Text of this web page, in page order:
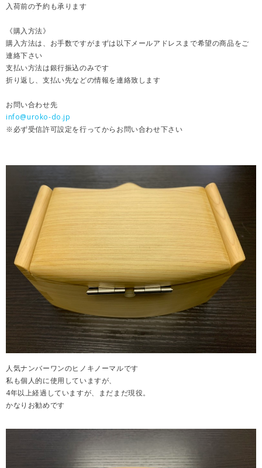
入荷前の予約も承ります
《購入方法》
購入方法は、お手数ですがまずは以下メールアドレスまで希望の商品をご
連絡下さい
支払い方法は銀行振込のみです
折り返し、支払い先などの情報を連絡致します
お問い合わせ先
info@uroko-do.jp
※必ず受信許可設定を行ってからお問い合わせ下さい
人気ナンバーワンのヒノキノーマルです
私も個人的に使用していますが、
4年以上経過していますが、まだまだ現役。
かなりお勧めです